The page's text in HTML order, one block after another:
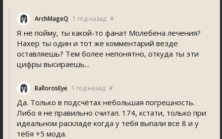
ArchMageQ 1 год назад #
Я не пойму, ты какой-то фанат Молебена лечения?
Нахер ты один и тот же комментарий везде
оставляешь? Тем более непонятно, откуда ты эти
цифры высираешь...
BallorosEye 1 год назад #
Да. Только в подсчётах небольшая погрешность.
Либо я не правильно считал. 174, кстати, только при
идеальном раскладе когда у тебя выпали все 8 и у
тебя +5 мода.